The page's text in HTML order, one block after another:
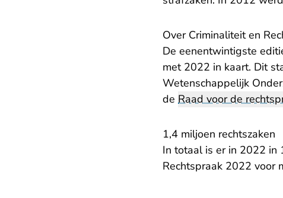
Over Criminaliteit en
De eenentwintigste
met 2022 in kaart. Dit
Wetenschappelijk
de Raad voor de
1,4 miljoen rechtszaken
In totaal is er in 2022 in
Rechtspraak 2022 - U
voor